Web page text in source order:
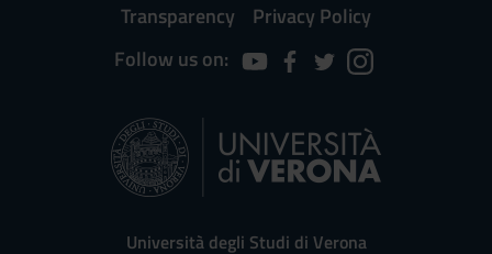
Transparency
Privacy Policy
Follow us on:
Università degli Studi di Verona